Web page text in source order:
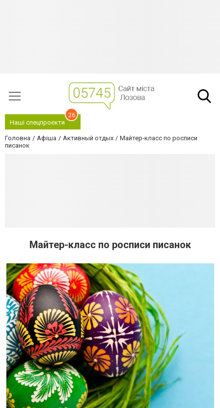
Наші спецпроєкти
26
Головна Афіша Активный отдых
Майтер-класс по росписи
писанок
Майтер-класс по росписи писанок